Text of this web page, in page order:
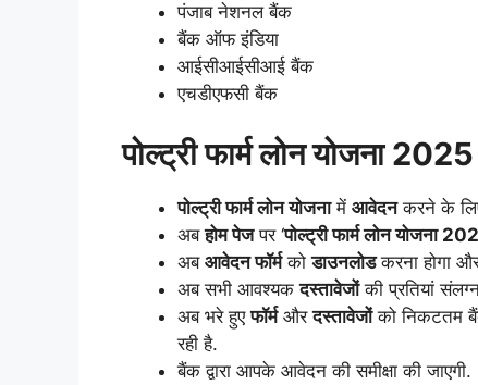
पंजाब नेशनल बैंक
बैंक ऑफ इंडिया
आईसीआईसीआई बैंक
एचडीएफसी बैंक
पोल्ट्री फार्म लोन योजना
पोल्ट्री फार्म लोन योजनामें आवेदनकरने के
अबहोम पेजपर ‘पोल्ट्री फार्म लोन योजना
अब आवेदन फॉर्मकोडाउनलोडकरना होगा
अब सभी आवश्यकदस्तावेजोंकी प्रतियां
अब भरे हुएफॉर्मऔरदस्तावेजोंको निकटतम
रही है.
बैंक द्वारा आपके आवेदन की समीक्षा की जाएगी.